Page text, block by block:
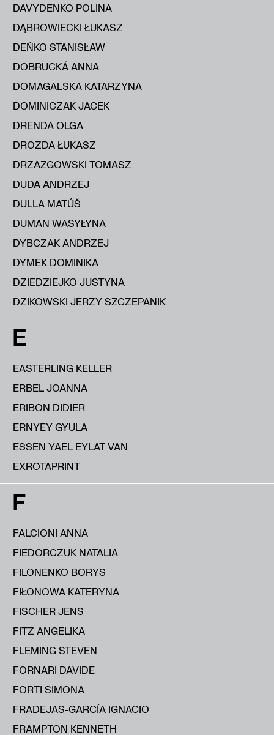
DAVYDENKO POLINA
DĄBROWIECKI ŁUKASZ
DEŃKO STANISŁAW
DOBRUCKÁ ANNA
DOMAGALSKA KATARZYNA
DOMINICZAK JACEK
DRENDA OLGA
DROZDA ŁUKASZ
DRZAZGOWSKI TOMASZ
DUDA ANDRZEJ
DULLA MATÚŠ
DUMAN WASYŁYNA
DYBCZAK ANDRZEJ
DYMEK DOMINIKA
DZIEDZIEJKO JUSTYNA
DZIKOWSKI JERZY SZCZEPANIK
E
EASTERLING KELLER
ERBEL JOANNA
ERIBON DIDIER
ERNYEY GYULA
ESSEN YAEL EYLAT VAN
EXROTAPRINT
F
FALCIONI ANNA
FIEDORCZUK NATALIA
FILONENKO BORYS
FIŁONOWA KATERYNA
FISCHER JENS
FITZ ANGELIKA
FLEMING STEVEN
FORNARI DAVIDE
FORTI SIMONA
FRADEJAS-GARCÍA IGNACIO
FRAMPTON KENNETH